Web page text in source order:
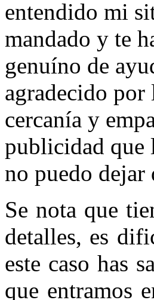
entendido mi
mandado y te
genuíno de
agradecido
cercanía y
publicidad que
no puedo dejar
Se nota que
detalles, es
este caso has
que entramos